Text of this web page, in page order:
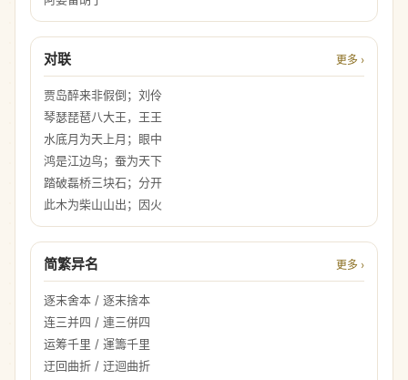
对联 更多 ›
贾岛醉来非假倒；刘伶
琴瑟琵琶八大王，王王
水底月为天上月；眼中
鸿是江边鸟；蚕为天下
踏破磊桥三块石；分开
此木为柴山山出；因火
简繁异名 更多 ›
逐末舍本 / 逐末捨本
连三并四 / 連三併四
运筹千里 / 運籌千里
迂回曲折 / 迂迴曲折